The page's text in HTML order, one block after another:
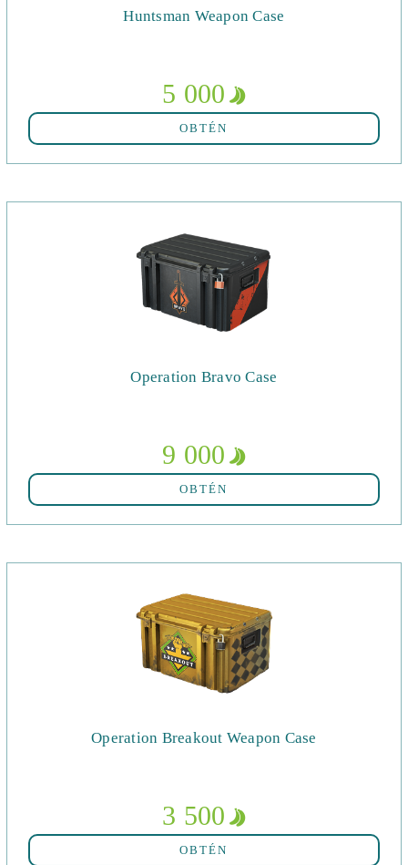
Huntsman Weapon Case
5 000
OBTÉN
Operation Bravo Case
9 000
OBTÉN
Operation Breakout Weapon Case
3 500
OBTÉN